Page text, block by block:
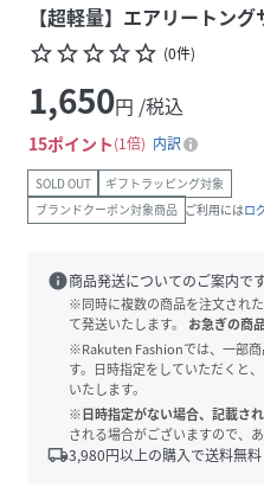
【超軽量】エアリートン
star_borderstar_borderstar_borderstar_borderstar_border (0件)
1,650円 /税込
15ポイント 1倍 内訳
SOLD OUT
ギフトラッピング対象
ブランドクーポン対象商品 ご利用にはロ
info商品発送についてのご案内です
※同時に複数の商品を注文され
て発送いたします。
お急ぎの商
※Rakuten Fashionでは、一部
す。日時指定をしていただくと
いたします。
※日時指定がない場合、記載さ
される場合がございますので、
local_shipping3,980円以上の購入で送料無料